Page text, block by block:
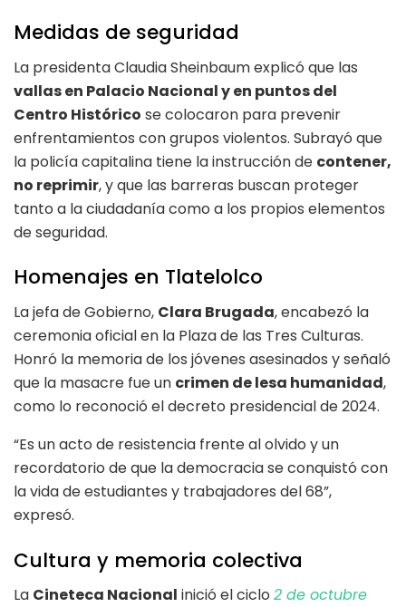
Medidas de seguridad
La presidenta Claudia Sheinbaum explicó que las
vallas en Palacio Nacional y en puntos del
Centro Histórico se colocaron para prevenir
enfrentamientos con grupos violentos. Subrayó que
la policía capitalina tiene la instrucción de contener,
no reprimir, y que las barreras buscan proteger
tanto a la ciudadanía como a los propios elementos
de seguridad.
Homenajes en Tlatelolco
La jefa de Gobierno, Clara Brugada, encabezó la
ceremonia oficial en la Plaza de las Tres Culturas.
Honró la memoria de los jóvenes asesinados y señaló
que la masacre fue un crimen de lesa humanidad,
como lo reconoció el decreto presidencial de 2024.
“Es un acto de resistencia frente al olvido y un
recordatorio de que la democracia se conquistó con
la vida de estudiantes y trabajadores del 68”,
expresó.
Cultura y memoria colectiva
La Cineteca Nacional inició el ciclo 2 de octubre